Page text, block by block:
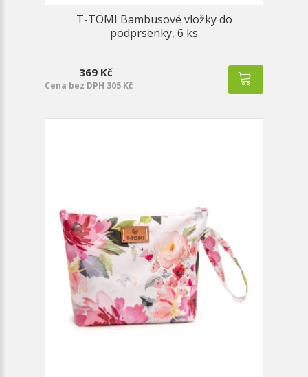
T-TOMI Bambusové vložky do
podprsenky, 6 ks
369 Kč
Cena bez DPH 305 Kč